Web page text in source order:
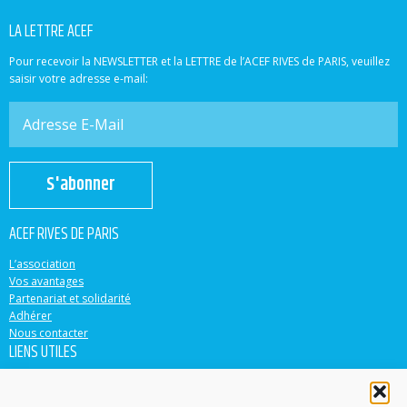
LA LETTRE ACEF
Pour recevoir la NEWSLETTER et la LETTRE de l’ACEF RIVES de PARIS, veuillez
saisir votre adresse e-mail:
S'abonner
ACEF RIVES DE PARIS
L’association
Vos avantages
Partenariat et solidarité
Adhérer
Nous contacter
LIENS UTILES